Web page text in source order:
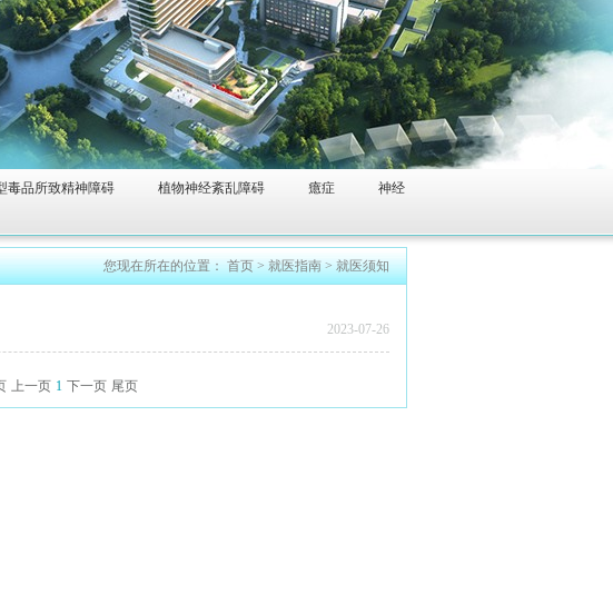
毒品所致精神障碍 植物神经紊乱障碍 癔症
神经
您现在所在的位置：首页>就医指南>就医须知
2023-07-26
上一页 1 下一页 尾页